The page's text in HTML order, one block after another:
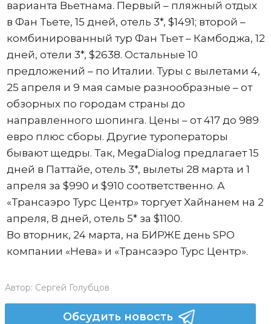
варианта Вьетнама. Первый – пляжный отдых
в Фан Тьете, 15 дней, отель 3*, $1491; второй –
комбинированный тур Фан Тьет – Камбоджа, 12
дней, отели 3*, $2638. Остальные 10
предложений – по Италии. Туры с вылетами 4,
25 апреля и 9 мая самые разнообразные – от
обзорных по городам страны до
направленного шопинга. Цены – от 417 до 989
евро плюс сборы. Другие туроператоры
бывают щедры. Так, MegaDialog предлагает 15
дней в Паттайе, отель 3*, вылеты 28 марта и 1
апреля за $990 и $910 соответственно. А
«Трансаэро Турс Центр» торгует Хайнанем на 2
апреля, 8 дней, отель 5* за $1100.
Во вторник, 24 марта, на БИРЖЕ день SPO
компании «Нева» и «Трансаэро Турс Центр».
Автор: Сергей Голубцов
Обсудить новость